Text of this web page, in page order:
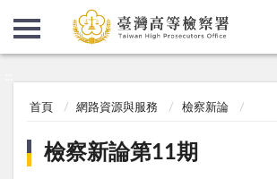
首頁 網路資源與服務 檢察新論
檢察新論第11期